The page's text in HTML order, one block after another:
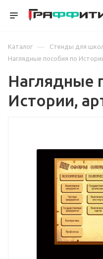
Каталог — Стенды для
Наглядные пособия по
Наглядные
Истории,